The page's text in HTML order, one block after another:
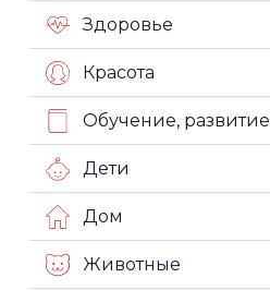
Здоровье
Красота
Обучение, развитие
Дети
Дом
Животные